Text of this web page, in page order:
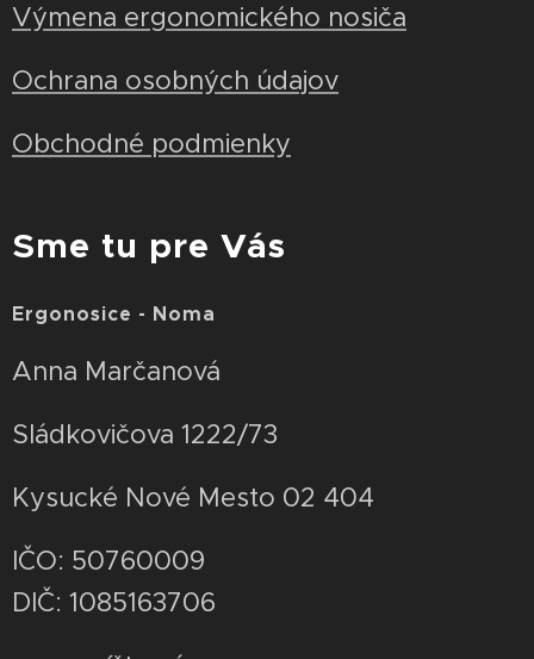
Výmena ergonomického nosiča
Ochrana osobných údajov
Obchodné podmienky
Sme tu pre Vás
Ergonosice - Noma
Anna Marčanová
Sládkovičova 1222/73
Kysucké Nové Mesto 02 404
IČO: 50760009
DIČ: 1085163706